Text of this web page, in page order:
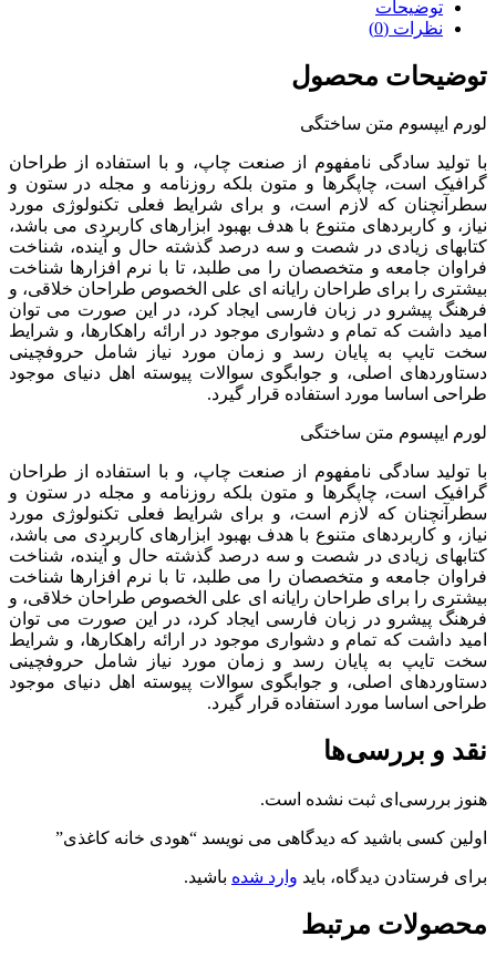
توضیحات
نظرات (0)
توضیحات محصول
لورم ایپسوم متن ساختگی
با تولید سادگی نامفهوم از صنعت چاپ، و با استفاده از طراحان
گرافیک است، چاپگرها و متون بلکه روزنامه و مجله در ستون و
سطرآنچنان که لازم است، و برای شرایط فعلی تکنولوژی مورد
نیاز، و کاربردهای متنوع با هدف بهبود ابزارهای کاربردی می باشد،
کتابهای زیادی در شصت و سه درصد گذشته حال و آینده، شناخت
فراوان جامعه و متخصصان را می طلبد، تا با نرم افزارها شناخت
بیشتری را برای طراحان رایانه ای علی الخصوص طراحان خلاقی، و
فرهنگ پیشرو در زبان فارسی ایجاد کرد، در این صورت می توان
امید داشت که تمام و دشواری موجود در ارائه راهکارها، و شرایط
سخت تایپ به پایان رسد و زمان مورد نیاز شامل حروفچینی
دستاوردهای اصلی، و جوابگوی سوالات پیوسته اهل دنیای موجود
طراحی اساسا مورد استفاده قرار گیرد.
لورم ایپسوم متن ساختگی
با تولید سادگی نامفهوم از صنعت چاپ، و با استفاده از طراحان
گرافیک است، چاپگرها و متون بلکه روزنامه و مجله در ستون و
سطرآنچنان که لازم است، و برای شرایط فعلی تکنولوژی مورد
نیاز، و کاربردهای متنوع با هدف بهبود ابزارهای کاربردی می باشد،
کتابهای زیادی در شصت و سه درصد گذشته حال و آینده، شناخت
فراوان جامعه و متخصصان را می طلبد، تا با نرم افزارها شناخت
بیشتری را برای طراحان رایانه ای علی الخصوص طراحان خلاقی، و
فرهنگ پیشرو در زبان فارسی ایجاد کرد، در این صورت می توان
امید داشت که تمام و دشواری موجود در ارائه راهکارها، و شرایط
سخت تایپ به پایان رسد و زمان مورد نیاز شامل حروفچینی
دستاوردهای اصلی، و جوابگوی سوالات پیوسته اهل دنیای موجود
طراحی اساسا مورد استفاده قرار گیرد.
نقد و بررسی‌ها
هنوز بررسی‌ای ثبت نشده است.
اولین کسی باشید که دیدگاهی می نویسد “هودی خانه کاغذی”
برای فرستادن دیدگاه، باید وارد شده باشید.
محصولات مرتبط